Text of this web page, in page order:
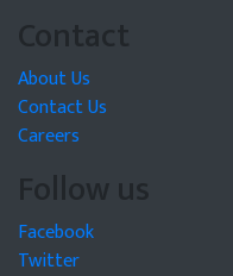
Contact
About Us
Contact Us
Careers
Follow us
Facebook
Twitter